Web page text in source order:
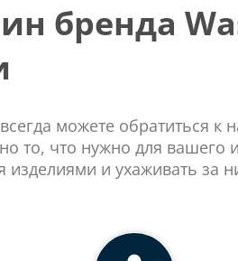
бренда
можете обратиться
то, что нужно для вашего
изделиями и ухаживать за